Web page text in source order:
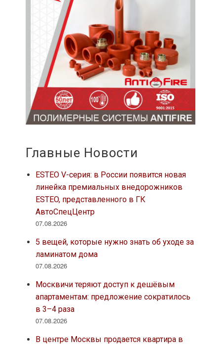
Главные Новости
ESTEO V-серия: в России появится новая
линейка премиальных внедорожников
ESTEO, представленного в ГК
АвтоСпецЦентр
07.08.2026
5 вещей, которые нужно знать об уходе за
ламинатом дома
07.08.2026
Москвичи теряют доступ к дешёвым
апартаментам: предложение сократилось
в 3–4 раза
07.08.2026
В центре Москвы продается квартира в